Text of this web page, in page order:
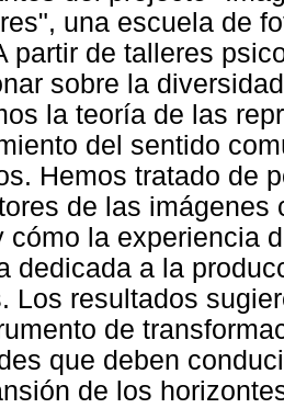
una escuela de
partir de talleres
sobre la
la teoría de las
del sentido
Hemos tratado de
de las
cómo la experiencia
dedicada a la
Los resultados
de
que deben
de los